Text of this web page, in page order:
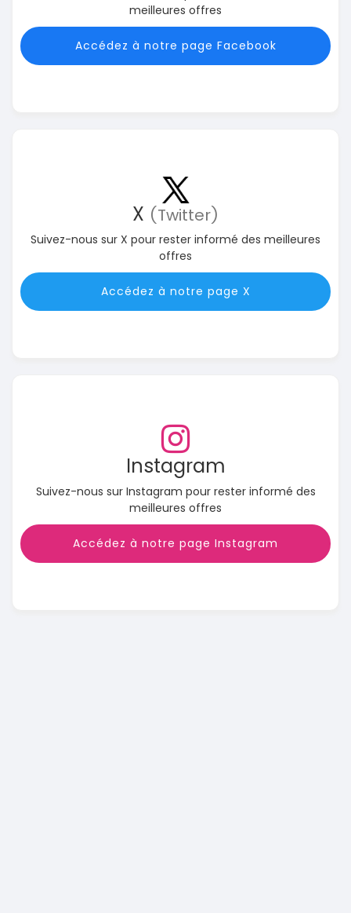
meilleures offres
Accédez à notre page Facebook
X (Twitter)
Suivez-nous sur X pour rester informé des meilleures
offres
Accédez à notre page X
Instagram
Suivez-nous sur Instagram pour rester informé des
meilleures offres
Accédez à notre page Instagram